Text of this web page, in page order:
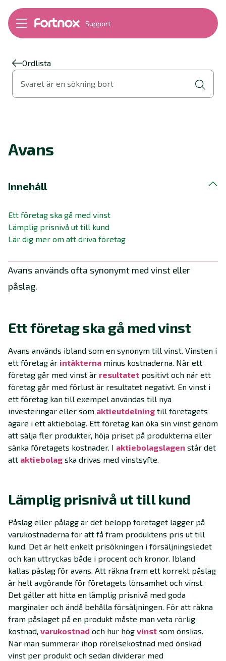
Support
Bokföring
Fakturering
Byt till Fortnox
Felsökning
Support Play
Ordlista
Svaret är en sökning bort
Avans
Innehåll
Ett företag ska gå med vinst
Lämplig prisnivå ut till kund
Lär dig mer om att driva företag
Avans används ofta synonymt med vinst eller
påslag.
Ett företag ska gå med vinst
Avans används ibland som en synonym till vinst. Vinsten i
ett företag är intäkterna minus kostnaderna. När ett
företag går med vinst är resultatet positivt och när ett
företag går med förlust är resultatet negativt. En vinst i
ett företag kan till exempel användas till nya
investeringar eller som aktieutdelning till företagets
ägare i ett aktiebolag. Ett företag kan öka sin vinst genom
att sälja fler produkter, höja priset på produkterna eller
sänka företagets kostnader. I aktiebolagslagen står det
att aktiebolag ska drivas med vinstsyfte.
Lämplig prisnivå ut till kund
Påslag eller pålägg är det belopp företaget lägger på
varukostnaderna för att få fram produktens pris ut till
kund. Det är helt enkelt prisökningen i försäljningsledet
och kan uttryckas både i procent och kronor. Ibland
kallas påslag för avans. Att räkna fram ett korrekt påslag
är helt avgörande för företagets lönsamhet och vinst.
Det gäller att hitta en lämplig prisnivå med goda
marginaler och ändå behålla försäljningen. För att räkna
fram påslaget på en produkt måste man veta rörlig
kostnad, varukostnad och hur hög vinst som önskas.
När man summerar ihop rörelsekostnad med önskad
vinst per produkt och sedan dividerar med